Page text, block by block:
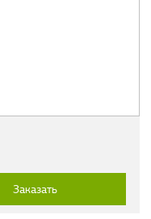
Заказать